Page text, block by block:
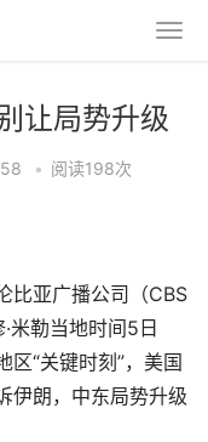
让局势升级
• 阅读198次
比亚广播公司（CBS
米勒当地时间5日
“关键时刻”，美国
伊朗，中东局势升级